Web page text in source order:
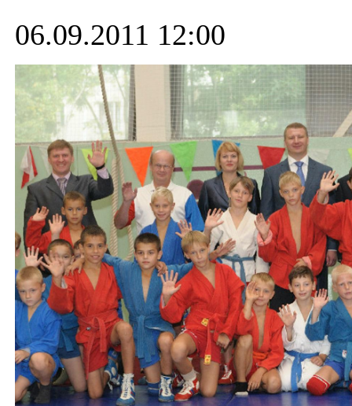
06.09.2011 12:00